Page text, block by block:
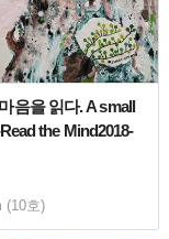
음을 읽다. A small
the Mind2018-
(10호)